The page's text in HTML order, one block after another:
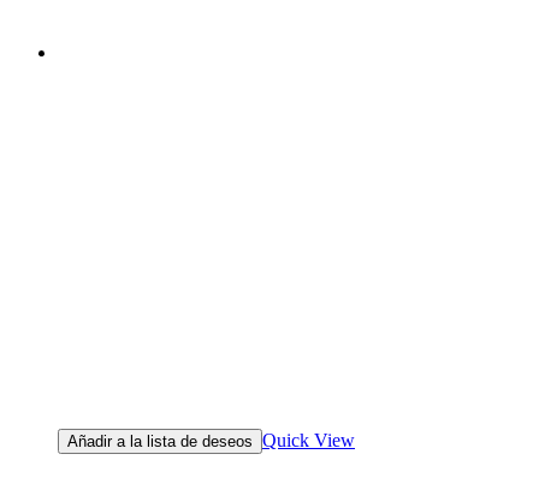
Añadir a la lista de deseos Quick View